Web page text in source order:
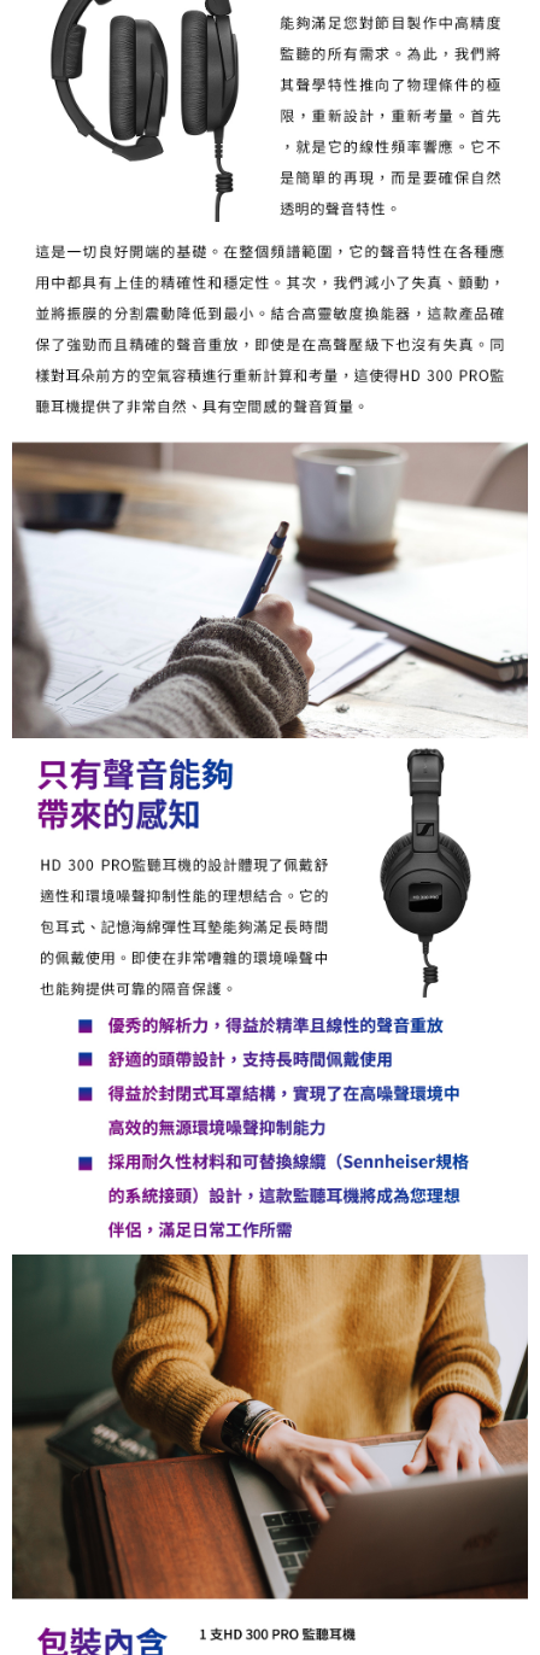
「AFTEE先享後付」，若未經同意申辦者引起之損失，本公司不負相關責
任。
４．使用「AFTEE先享後付」時，將依據個別帳號之用戶狀況，依本公司即
時審查核予不同之上限額度；若仍有額度不足之情形，本公司將視審查結果
請求用戶進行身份認證。
５．嚴禁一人註冊多個帳號或使用他人資訊註冊。若發現惡意使用之情形，
恩沛科技股份有限公司將有權停止該用戶之使用額度並採取法律行動。